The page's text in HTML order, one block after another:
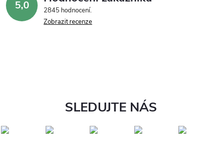
5,0
2845 hodnocení
Zobrazit recenze
SLEDUJTE NÁS